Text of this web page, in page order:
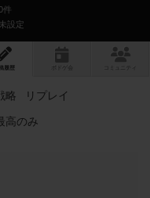
件
未設定
履歴 ドゲ
略 リプレイ
高のみ